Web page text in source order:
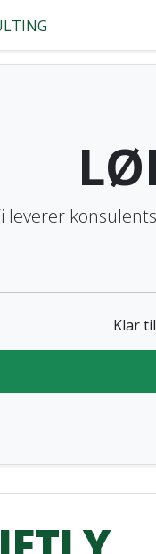
leverer
Klar